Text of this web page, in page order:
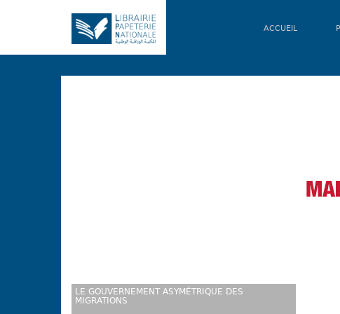
ACCUEIL
LE GOUVERNEMENT ASYMÉTRIQUE DES
MIGRATIONS